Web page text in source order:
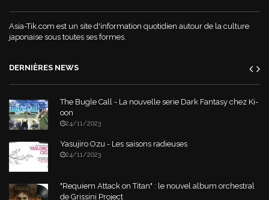
Asia-Tik.com est un site d'information quotidien autour de la culture
japonaise sous toutes ses formes.
DERNIÈRES NEWS
The Bugle Call - La nouvelle serie Dark Fantasy chez Ki-
oon
24/11/2023
Yasujiro Ozu - Les saisons radieuses
24/11/2023
"Requiem Attack on Titan" : le nouvel album orchestral
de Grissini Project